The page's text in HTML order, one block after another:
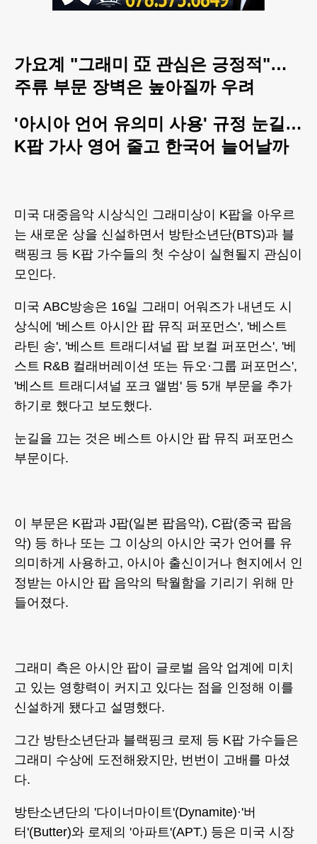
가요계 "그래미 亞 관심은 긍정적"…
주류 부문 장벽은 높아질까 우려
'아시아 언어 유의미 사용' 규정 눈길…
K팝 가사 영어 줄고 한국어 늘어날까
미국 대중음악 시상식인 그래미상이 K팝을 아우르
는 새로운 상을 신설하면서 방탄소년단(BTS)과 블
랙핑크 등 K팝 가수들의 첫 수상이 실현될지 관심이
모인다.
미국 ABC방송은 16일 그래미 어워즈가 내년도 시
상식에 '베스트 아시안 팝 뮤직 퍼포먼스', '베스트
라틴 송', '베스트 트래디셔널 팝 보컬 퍼포먼스', '베
스트 R&B 컬래버레이션 또는 듀오·그룹 퍼포먼스',
'베스트 트래디셔널 포크 앨범' 등 5개 부문을 추가
하기로 했다고 보도했다.
눈길을 끄는 것은 베스트 아시안 팝 뮤직 퍼포먼스
부문이다.
이 부문은 K팝과 J팝(일본 팝음악), C팝(중국 팝음
악) 등 하나 또는 그 이상의 아시안 국가 언어를 유
의미하게 사용하고, 아시아 출신이거나 현지에서 인
정받는 아시안 팝 음악의 탁월함을 기리기 위해 만
들어졌다.
그래미 측은 아시안 팝이 글로벌 음악 업계에 미치
고 있는 영향력이 커지고 있다는 점을 인정해 이를
신설하게 됐다고 설명했다.
그간 방탄소년단과 블랙핑크 로제 등 K팝 가수들은
그래미 수상에 도전해왔지만, 번번이 고배를 마셨
다.
방탄소년단의 '다이너마이트'(Dynamite)·'버
터'(Butter)와 로제의 '아파트'(APT.) 등은 미국 시장